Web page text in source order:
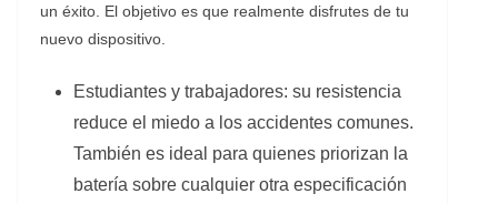
un éxito. El objetivo es que realmente disfrutes de tu
nuevo dispositivo.
Estudiantes y trabajadores: su resistencia
reduce el miedo a los accidentes comunes.
También es ideal para quienes priorizan la
batería sobre cualquier otra especificación